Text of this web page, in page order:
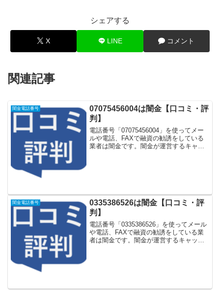
シェアする
X LINE コメント
関連記事
闇金電話番号
07075456004は闇金【口コミ・評
判】
電話番号「07075456004」を使ってメー
ルや電話、FAXで融資の勧誘をしている
業者は闇金です。闇金が運営するキャッ
闇金電話番号
0335386526は闇金【口コミ・評
判】
電話番号「0335386526」を使ってメール
や電話、FAXで融資の勧誘をしている業
者は闇金です。闇金が運営するキャッシ